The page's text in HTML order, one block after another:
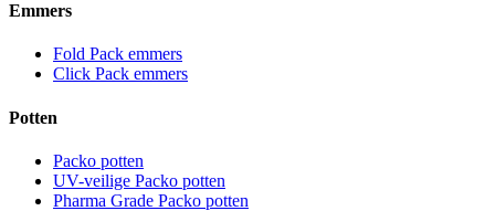
Emmers
Fold Pack emmers
Click Pack emmers
Potten
Packo potten
UV-veilige Packo potten
Pharma Grade Packo potten